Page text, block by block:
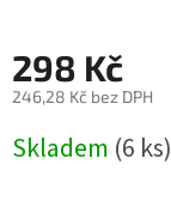
298 Kč
246,28 Kč bez DPH
cena:
Skladem (6 ks)